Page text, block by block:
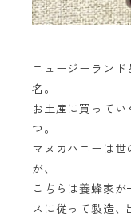
ニュージーラン
名。
お土産に買ってい
つ。
マヌカハニーは
が、
こちらは養蜂家
スに従って製造、